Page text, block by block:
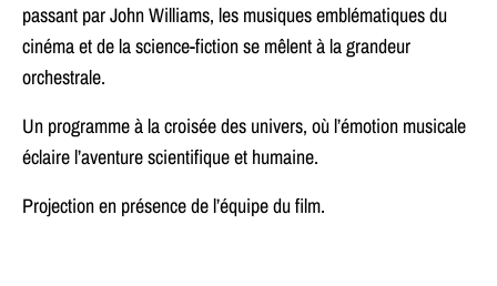
passant par John Williams, les musiques emblématiques du
cinéma et de la science-fiction se mêlent à la grandeur
orchestrale.
Un programme à la croisée des univers, où l’émotion musicale
éclaire l’aventure scientifique et humaine.
Projection en présence de l’équipe du film.